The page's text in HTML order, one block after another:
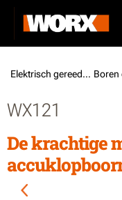
Elektrisch gereedschap /
WX121
De krachtige